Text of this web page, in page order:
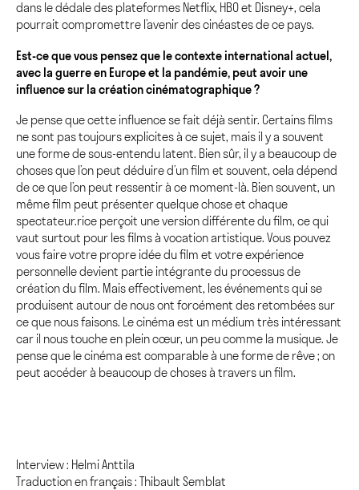
dans le dédale des plateformes Netflix, HBO et Disney+, cela
pourrait compromettre l’avenir des cinéastes de ce pays.
Est-ce que vous pensez que le contexte international actuel,
avec la guerre en Europe et la pandémie, peut avoir une
influence sur la création cinématographique ?
Je pense que cette influence se fait déjà sentir. Certains films
ne sont pas toujours explicites à ce sujet, mais il y a souvent
une forme de sous-entendu latent. Bien sûr, il y a beaucoup de
choses que l’on peut déduire d’un film et souvent, cela dépend
de ce que l’on peut ressentir à ce moment-là. Bien souvent, un
même film peut présenter quelque chose et chaque
spectateur.rice perçoit une version différente du film, ce qui
vaut surtout pour les films à vocation artistique. Vous pouvez
vous faire votre propre idée du film et votre expérience
personnelle devient partie intégrante du processus de
création du film. Mais effectivement, les événements qui se
produisent autour de nous ont forcément des retombées sur
ce que nous faisons. Le cinéma est un médium très intéressant
car il nous touche en plein cœur, un peu comme la musique. Je
pense que le cinéma est comparable à une forme de rêve ; on
peut accéder à beaucoup de choses à travers un film.
Interview : Helmi Anttila
Traduction en français : Thibault Semblat